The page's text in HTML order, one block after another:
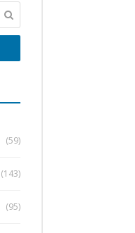
(59)
(143)
(95)